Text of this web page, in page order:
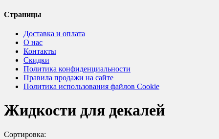
Страницы
Доставка и оплата
О нас
Контакты
Скидки
Политика конфиденциальности
Правила продажи на сайте
Политика использования файлов Cookie
Жидкости для декалей
Сортировка: